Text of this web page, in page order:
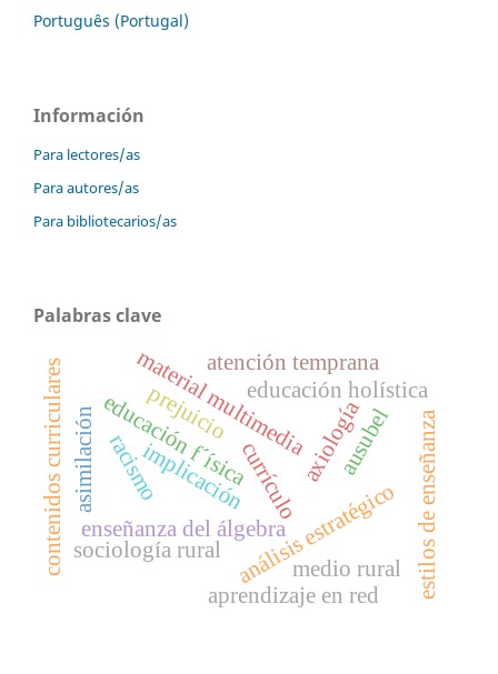
Português (Portugal)
Información
Para lectores/as
Para autores/as
Para bibliotecarios/as
Palabras clave
currículo
implicación axiología
material multimedia
enseñanza del álgebra
educación holística
análisis estratégico
contenidos curriculares
aprendizaje en red
educación f´ísica
atención temprana
estilos de enseñanza
asimilación racismo
prejuicio ausubel
medio rural
sociología rural